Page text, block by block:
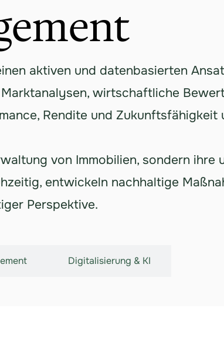
Digitalisierung & KI
aktiven und datenbasierten
wirtschaftliche
Rendite und Zukunftsfähigkeit
von Immobilien, sondern
entwickeln nachhaltige
Perspektive.